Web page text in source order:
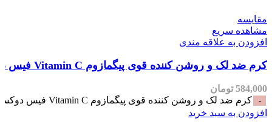
مقایسه
مشاهده سریع
افزودن به علاقه مندی
کرم ضد لک و روشن کننده قوی پیگمازوم Vitamin C فیس دوکس-30میلی
584,000 تومان
کرم ضد لک و روشن کننده قوی پیگمازوم Vitamin C فیس دوکس-30میلی عدد
افزودن به سبد خرید